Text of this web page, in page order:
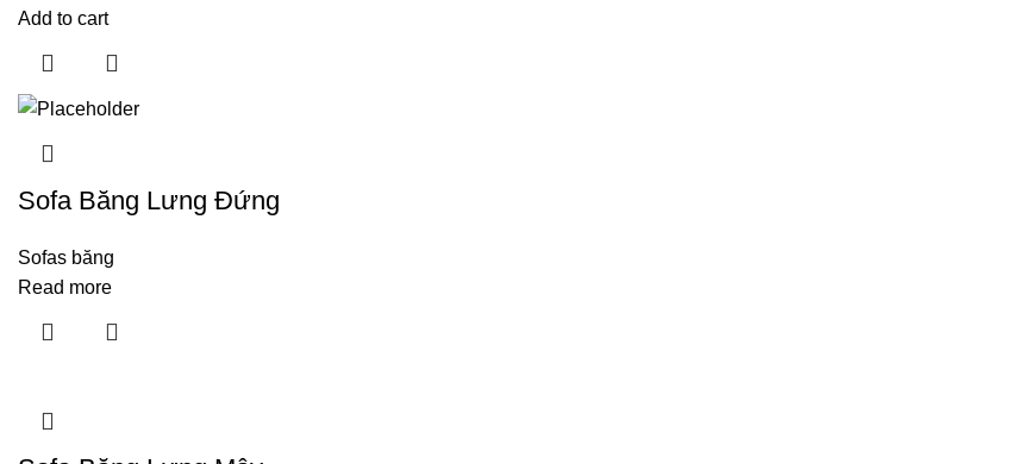
Add to cart
Sofa Băng Lưng Đứng
Sofas băng
Read more